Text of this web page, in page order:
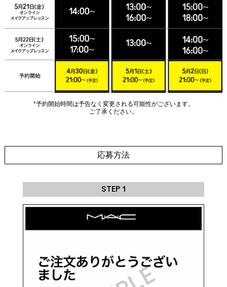
*予約開始時間は予告なく変更される可能性がございます。
ご了承ください。
応募方法
STEP 1